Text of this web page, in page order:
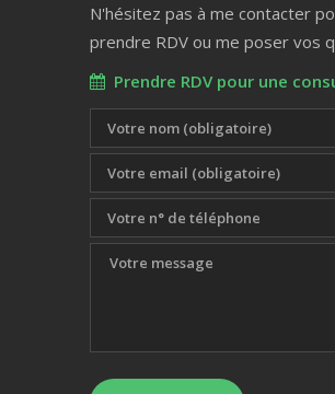
N'hésitez pas à me contacter
prendre RDV ou me poser vos
Prendre RDV pour une